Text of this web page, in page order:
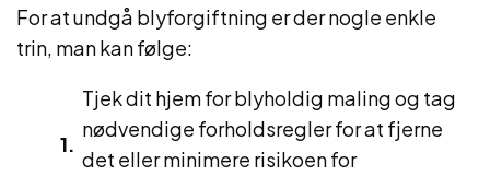
For at undgå blyforgiftning er der nogle enkle
trin, man kan følge:
Tjek dit hjem for blyholdig maling og tag
nødvendige forholdsregler for at fjerne
det eller minimere risikoen for